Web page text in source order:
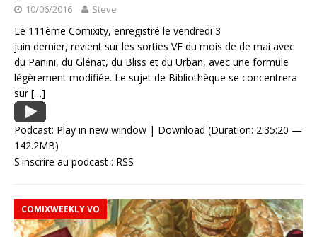
10/06/2016 Steve
Le 111ème Comixity, enregistré le vendredi 3
juin dernier, revient sur les sorties VF du mois de de mai avec
du Panini, du Glénat, du Bliss et du Urban, avec une formule
légèrement modifiée. Le sujet de Bibliothèque se concentrera
sur[…]
Podcast: Play in new window | Download (Duration: 2:35:20 —
142.2MB)
S'inscrire au podcast : RSS
COMIXWEEKLY VO